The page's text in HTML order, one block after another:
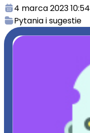
4 marca 2023 10:54
Pytania i sugestie